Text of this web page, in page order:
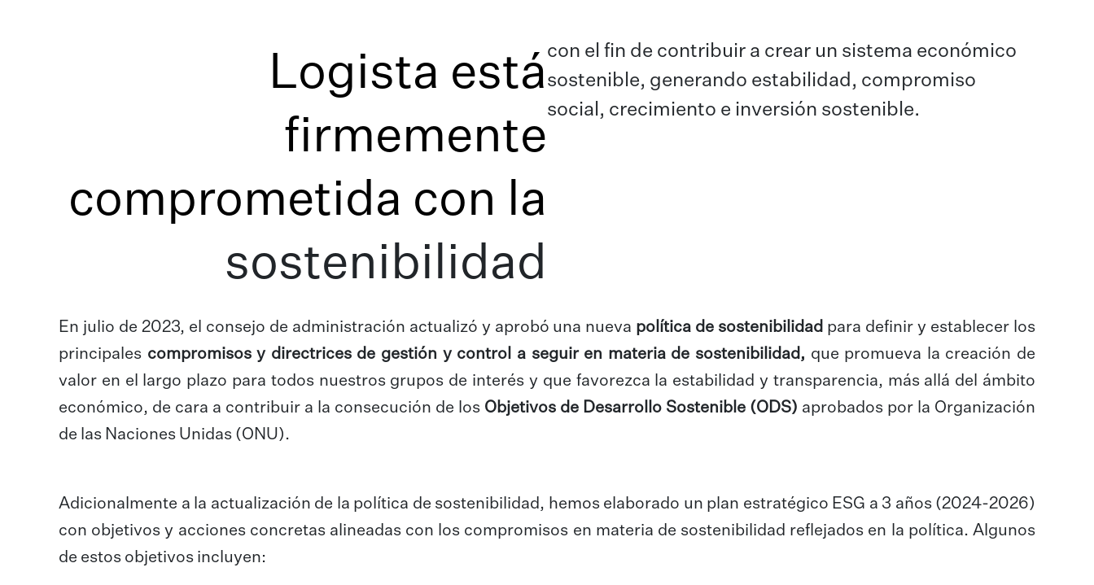
Logista está
firmemente
comprometida con la
sostenibilidad
con el fin de contribuir a crear un sistema económico
sostenible, generando estabilidad, compromiso
social, crecimiento e inversión sostenible.
En julio de 2023, el consejo de administración actualizó y aprobó una nueva política de sostenibilidad para definir y establecer los
principales compromisos y directrices de gestión y control a seguir en materia de sostenibilidad, que promueva la creación de
valor en el largo plazo para todos nuestros grupos de interés y que favorezca la estabilidad y transparencia, más allá del ámbito
económico, de cara a contribuir a la consecución de los Objetivos de Desarrollo Sostenible (ODS) aprobados por la Organización
de las Naciones Unidas (ONU).
Adicionalmente a la actualización de la política de sostenibilidad, hemos elaborado un plan estratégico ESG a 3 años (2024-2026)
con objetivos y acciones concretas alineadas con los compromisos en materia de sostenibilidad reflejados en la política. Algunos
de estos objetivos incluyen: